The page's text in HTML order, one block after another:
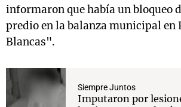
informaron que había un bloqueo
predio en la balanza municipal en
Blancas".
Siempre Juntos
Imputaron por